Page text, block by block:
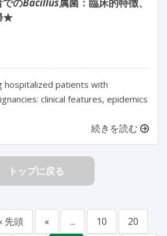
★
hospitalized patients with
clinical features, epidemics
続きを読む
トップに戻る
先頭 « ... 10
20